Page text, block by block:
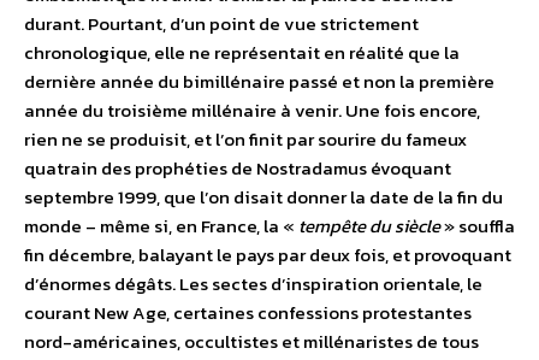
durant. Pourtant, d’un point de vue strictement
chronologique, elle ne représentait en réalité que la
dernière année du bimillénaire passé et non la première
année du troisième millénaire à venir. Une fois encore,
rien ne se produisit, et l’on finit par sourire du fameux
quatrain des prophéties de Nostradamus évoquant
septembre 1999, que l’on disait donner la date de la fin du
monde – même si, en France, la « tempête du siècle» souffla
fin décembre, balayant le pays par deux fois, et provoquant
d’énormes dégâts. Les sectes d’inspiration orientale, le
courant New Age, certaines confessions protestantes
nord-américaines, occultistes et millénaristes de tous